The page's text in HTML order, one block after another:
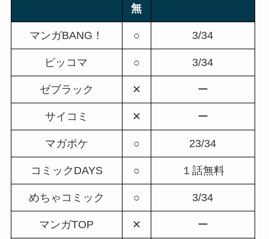
無
マンガBANG！ ○ 3/34
ピッコマ ○ 3/34
ゼブラック ✕ ー
サイコミ ✕ ー
マガポケ ○ 23/34
コミックDAYS ○ １話無料
めちゃコミック ○ 3/34
マンガTOP ✕ ー